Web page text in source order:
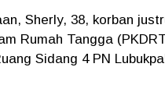
Sherly, 38, korban
Rumah Tangga
Sidang 4 PN